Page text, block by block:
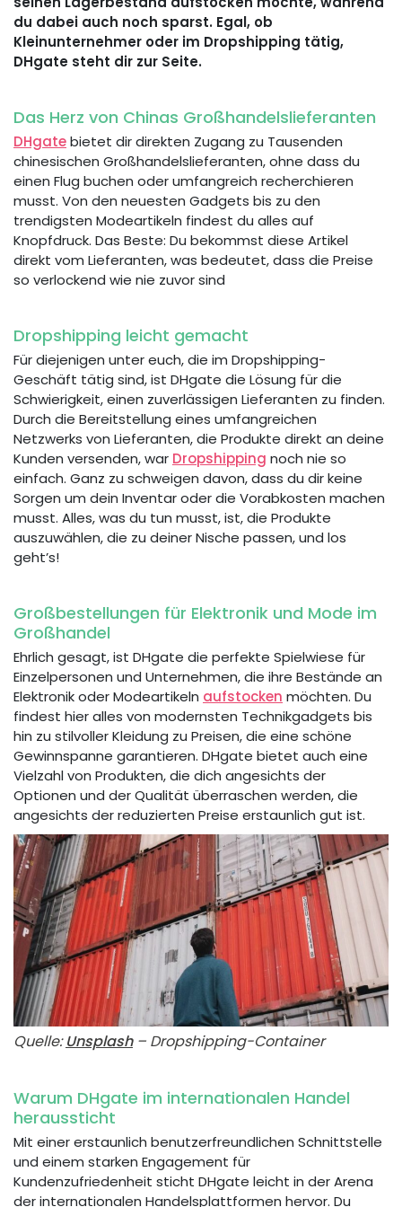
du dabei auch noch sparst. Egal, ob
Kleinunternehmer oder im Dropshipping tätig,
DHgate steht dir zur Seite.
Das Herz von Chinas Großhandelslieferanten
DHgatebietet dir direkten Zugang zu Tausenden
chinesischen Großhandelslieferanten, ohne dass du
einen Flug buchen oder umfangreich recherchieren
musst. Von den neuesten Gadgets bis zu den
trendigsten Modeartikeln findest du alles auf
Knopfdruck. Das Beste: Du bekommst diese Artikel
direkt vom Lieferanten, was bedeutet, dass die Preise
so verlockend wie nie zuvor sind
Dropshipping leicht gemacht
Für diejenigen unter euch, die im Dropshipping-
Geschäft tätig sind, ist DHgate die Lösung für die
Schwierigkeit, einen zuverlässigen Lieferanten zu finden.
Durch die Bereitstellung eines umfangreichen
Netzwerks von Lieferanten, die Produkte direkt an deine
Kunden versenden, war Dropshipping noch nie so
einfach. Ganz zu schweigen davon, dass du dir keine
Sorgen um dein Inventar oder die Vorabkosten machen
musst. Alles, was du tun musst, ist, die Produkte
auszuwählen, die zu deiner Nische passen, und los
geht’s!
Großbestellungen für Elektronik und Mode im
Großhandel
Ehrlich gesagt, ist DHgate die perfekte Spielwiese für
Einzelpersonen und Unternehmen, die ihre Bestände an
Elektronik oder Modeartikeln aufstocken möchten. Du
findest hier alles von modernsten Technikgadgets bis
hin zu stilvoller Kleidung zu Preisen, die eine schöne
Gewinnspanne garantieren. DHgate bietet auch eine
Vielzahl von Produkten, die dich angesichts der
Optionen und der Qualität überraschen werden, die
angesichts der reduzierten Preise erstaunlich gut ist.
Quelle:Unsplash– Dropshipping-Container
Warum DHgate im internationalen Handel
heraussticht
Mit einer erstaunlich benutzerfreundlichen Schnittstelle
und einem starken Engagement für
Kundenzufriedenheit sticht DHgate leicht in der Arena
der internationalen Handelsplattformen hervor. Du